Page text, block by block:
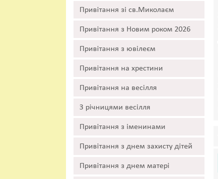
Привітання зі св.Миколаєм
Привітання з Новим роком 2026
Привітання з ювілеєм
Привітання на хрестини
Привітання на весілля
З річницями весілля
Привітання з іменинами
Привітання з днем захисту дітей
Привітання з днем матері